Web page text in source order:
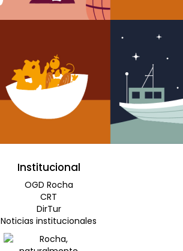
Institucional
OGD Rocha
CRT
DirTur
Noticias institucionales